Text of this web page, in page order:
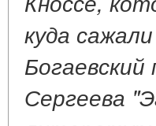
куда
Сергеева